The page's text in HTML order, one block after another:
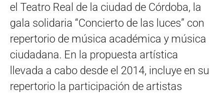
el Teatro Real de la ciudad de Córdoba, la
gala solidaria “Concierto de las luces” con
repertorio de música académica y música
ciudadana. En la propuesta artística
llevada a cabo desde el 2014, incluye en su
repertorio la participación de artistas